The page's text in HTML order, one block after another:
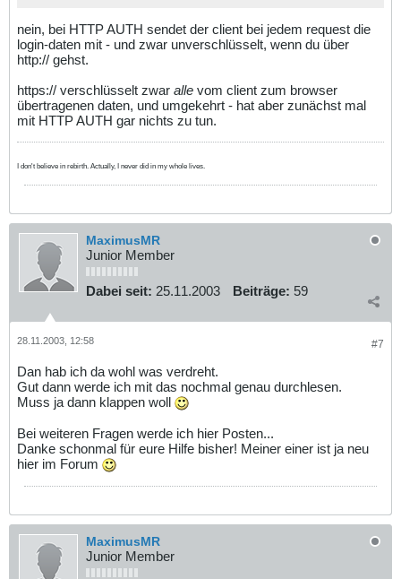
nein, bei HTTP AUTH sendet der client bei jedem request die
login-daten mit - und zwar unverschlüsselt, wenn du über
http:// gehst.
https:// verschlüsselt zwar alle vom client zum browser
übertragenen daten, und umgekehrt - hat aber zunächst mal
mit HTTP AUTH gar nichts zu tun.
I don't believe in rebirth. Actually, I never did in my whole lives.
MaximusMR
Junior Member
Dabei seit: 25.11.2003 Beiträge: 59
#7
28.11.2003, 12:58
Dan hab ich da wohl was verdreht.
Gut dann werde ich mit das nochmal genau durchlesen.
Muss ja dann klappen woll
Bei weiteren Fragen werde ich hier Posten...
Danke schonmal für eure Hilfe bisher! Meiner einer ist ja neu
hier im Forum
MaximusMR
Junior Member